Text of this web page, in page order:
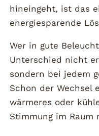
hineingeht, ist das
energiesparende
Wer in gute
Unterschied nicht
sondern bei jedem
Schon der Wechsel
wärmeres oder
Stimmung im Raum